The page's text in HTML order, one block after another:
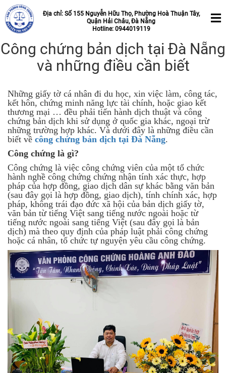
Địa chỉ: Số 155 Nguyễn Hữu Thọ, Phường Hoà Thuận Tây,
Quận Hải Châu, Đà Nẵng
Hotline: 0944019119
Công chứng bản dịch tại Đà Nẵng
và những điều cần biết
Những giấy tờ cá nhân đi du học, xin việc làm, công tác,
kết hôn, chứng minh năng lực tài chính, hoặc giao kết
thương mại … đều phải tiến hành dịch thuật và công
chứng bản dịch khi sử dụng ở quốc gia khác, ngoại trừ
những trường hợp khác. Và dưới đây là những điều cần
biết về công chứng bản dịch tại Đà Nẵng.
Công chứng là gì?
Công chứng là việc công chứng viên của một tổ chức
hành nghề công chứng chứng nhận tính xác thực, hợp
pháp của hợp đồng, giao dịch dân sự khác bằng văn bản
(sau đây gọi là hợp đồng, giao dịch), tính chính xác, hợp
pháp, không trái đạo đức xã hội của bản dịch giấy tờ,
văn bản từ tiếng Việt sang tiếng nước ngoài hoặc từ
tiếng nước ngoài sang tiếng Việt (sau đây gọi là bản
dịch) mà theo quy định của pháp luật phải công chứng
hoặc cá nhân, tổ chức tự nguyện yêu cầu công chứng.